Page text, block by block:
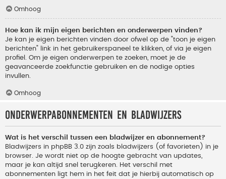
Omhoog
Hoe kan ik mijn eigen berichten en onderwerpen vinden?
Je kan je eigen berichten vinden door ofwel op de "toon je eigen
berichten" link in het gebruikerspaneel te klikken, of via je eigen
profiel. Om je eigen onderwerpen te zoeken, moet je de
geavanceerde zoekfunctie gebruiken en de nodige opties
invullen.
Omhoog
Onderwerpabonnementen en bladwijzers
Wat is het verschil tussen een bladwijzer en abonnement?
Bladwijzers in phpBB 3.0 zijn zoals bladwijzers (of favorieten) in je
browser. Je wordt niet op de hoogte gebracht van updates,
maar je kan altijd snel terugkeren. Het verschil met
abonnementen ligt hem in het feit dat je hierbij automatisch op